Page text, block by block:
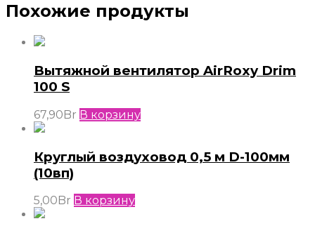
Похожие продукты
Вытяжной вентилятор AirRoxy Drim
100 S
67,90Br В корзину
Круглый воздуховод 0,5 м D-100мм
(10вп)
5,00 Br В корзину